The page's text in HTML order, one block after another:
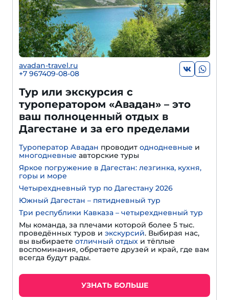
avadan-travel.ru
+7 967409-08-08
Тур или экскурсия с
туроператором «Авадан» – это
ваш полноценный отдых в
Дагестане и за его пределами
Туроператор Авадан проводит однодневные и
многодневные авторские туры
Яркое погружение в Дагестан: лезгинка, кухня,
горы и море
Четырехдневный тур по Дагестану 2026
Южный Дагестан – пятидневный тур
Три республики Кавказа – четырехдневный тур
Мы команда, за плечами которой более 5 тыс.
проведённых туров и экскурсий. Выбирая нас,
вы выбираете отличный отдых и тёплые
воспоминания, обретаете друзей и край, где вам
всегда будут рады.
УЗНАТЬ БОЛЬШЕ